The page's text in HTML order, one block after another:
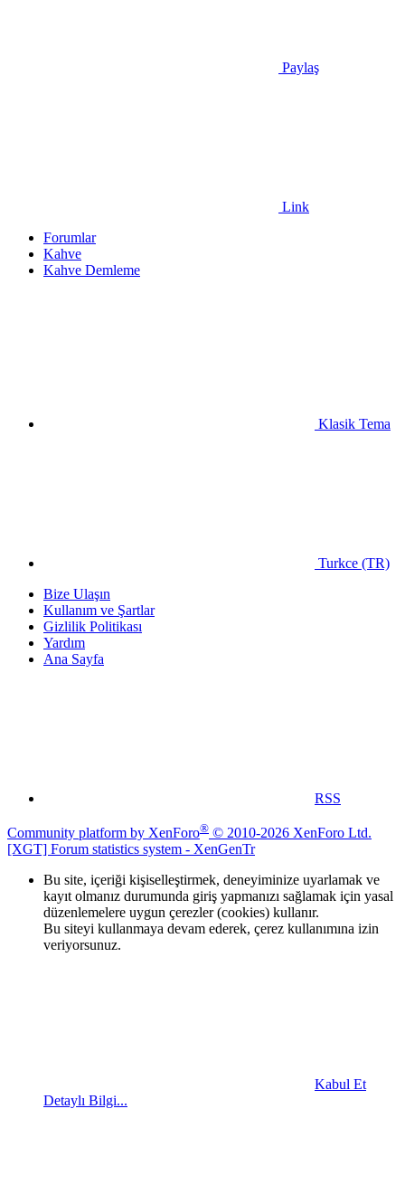
Paylaş
Link
Forumlar
Kahve
Kahve Demleme
Klasik Tema
Turkce (TR)
Bize Ulaşın
Kullanım ve Şartlar
Gizlilik Politikası
Yardım
Ana Sayfa
RSS
Community platform by XenForo® © 2010-2026 XenForo Ltd.
[XGT] Forum statistics system - XenGenTr
Bu site, içeriği kişiselleştirmek, deneyiminize uyarlamak ve
kayıt olmanız durumunda giriş yapmanızı sağlamak için yasal
düzenlemelere uygun çerezler (cookies) kullanır.
Bu siteyi kullanmaya devam ederek, çerez kullanımına izin
veriyorsunuz.
Kabul Et
Detaylı Bilgi...